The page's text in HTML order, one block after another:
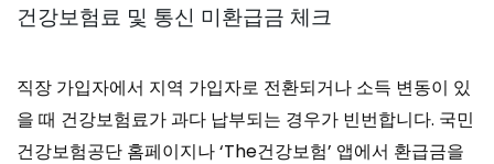
건강보험료 및 통신 미환급금 체크
직장 가입자에서 지역 가입자로 전환되거나 소득 변동이 있
을 때 건강보험료가 과다 납부되는 경우가 빈번합니다. 국민
건강보험공단 홈페이지나 ‘The건강보험’ 앱에서 환급금을